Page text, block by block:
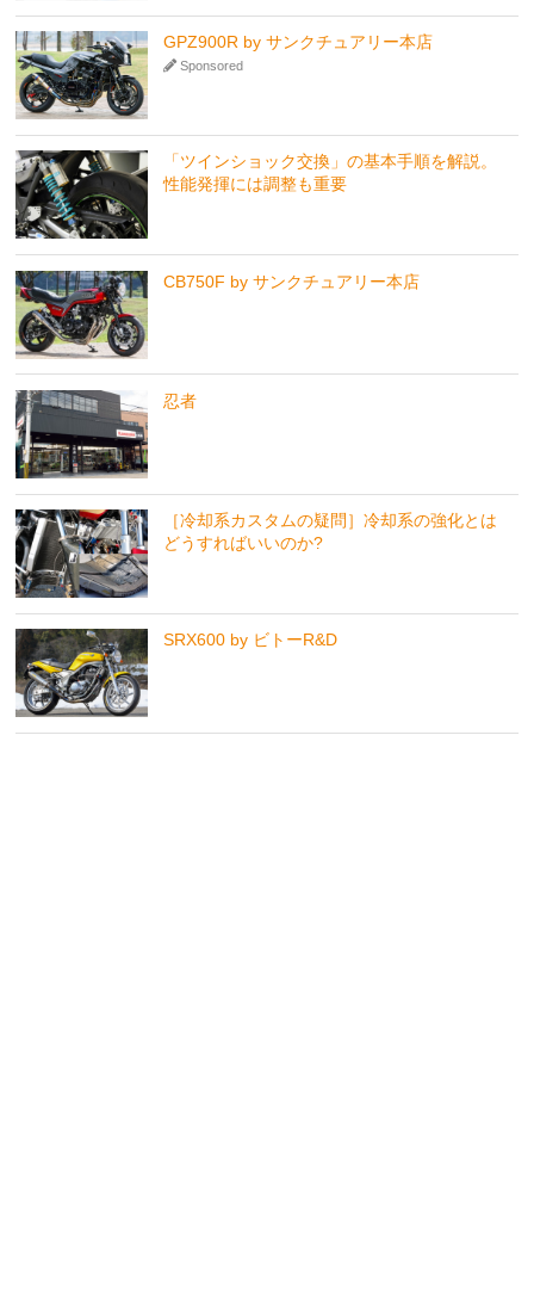
GPZ900R by サンクチュアリー本店
Sponsored
「ツインショック交換」の基本手順を解説。
性能発揮には調整も重要
CB750F by サンクチュアリー本店
忍者
［冷却系カスタムの疑問］冷却系の強化とは
どうすればいいのか?
SRX600 by ビトーR&D